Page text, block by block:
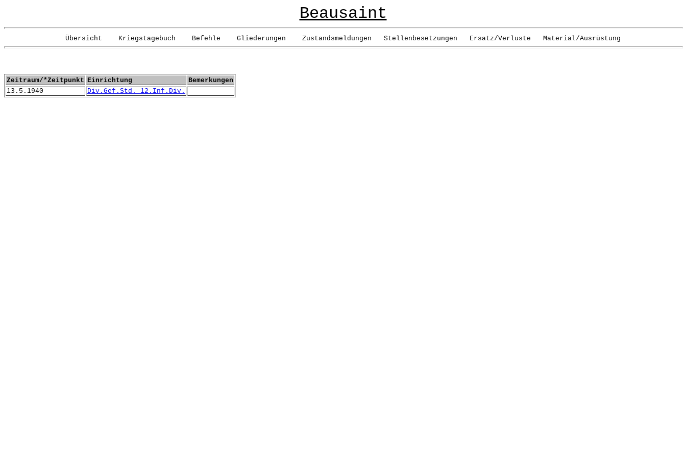
Beausaint
Übersicht Kriegstagebuch Befehle Gliederungen Zustandsmeldungen Stellenbesetzungen Ersatz/Verluste Material/Ausrüstung
Zeitraum/*Zeitpunkt Einrichtung
Bemerkungen
13.5.1940
Div.Gef.Std. 12.Inf.Div.